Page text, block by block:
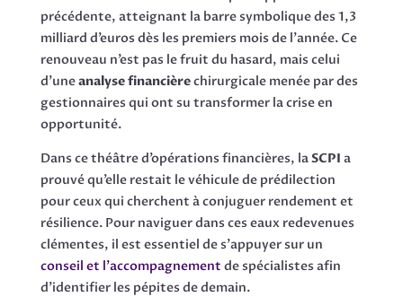
précédente, atteignant la barre symbolique des 1,3
milliard d’euros dès les premiers mois de l’année. Ce
renouveau n’est pas le fruit du hasard, mais celui
d’uneanalyse financièrechirurgicale menée par des
gestionnaires qui ont su transformer la crise en
opportunité.
Dans ce théâtre d’opérations financières, laSCPI a
prouvé qu’elle restait le véhicule de prédilection
pour ceux qui cherchent à conjuguer rendement et
résilience. Pour naviguer dans ces eaux redevenues
clémentes, il est essentiel de s’appuyer sur un
conseil et l’accompagnement de spécialistes afin
d’identifier les pépites de demain.